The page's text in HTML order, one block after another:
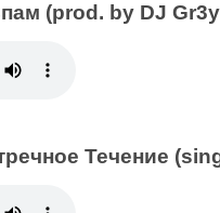
(prod. by DJ
Течение